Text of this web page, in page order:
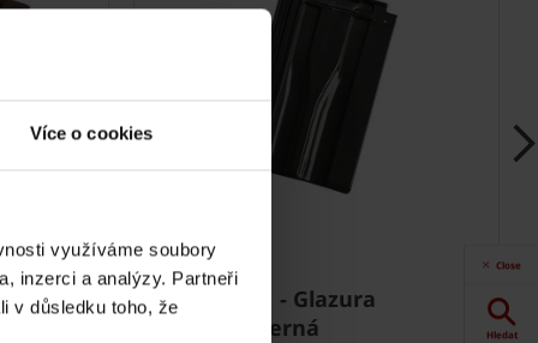
Více o cookies
využíváme soubory
inzerci a analýzy. Partneři
v důsledku toho, žeRenoton 11 - Glazura
Amadeus černá
Close
Hledat